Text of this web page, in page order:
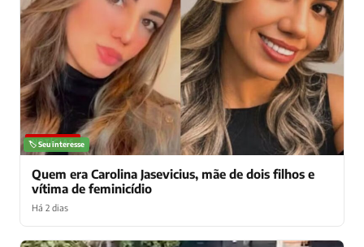
NOTÍCIAS
🏷️ Seu interesse
Quem era Carolina Jasevicius, mãe de dois filhos e
vítima de feminicídio
Há 2 dias